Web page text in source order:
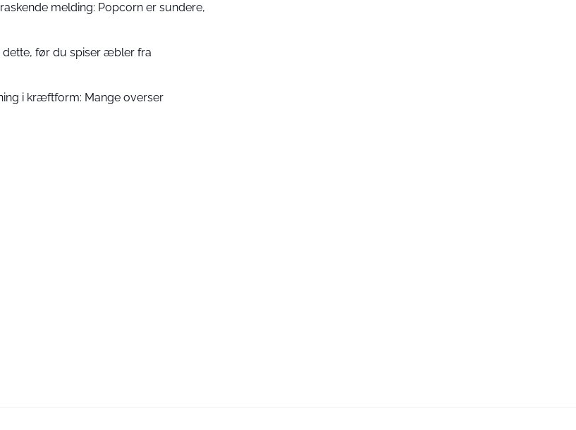
melding: Popcorn er sundere,
før du spiser æbler fra
i kræftform: Mange overser